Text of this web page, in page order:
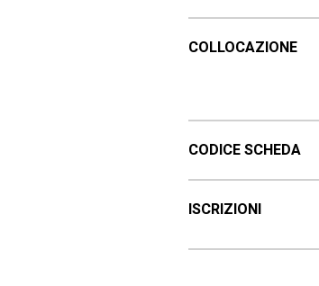
COLLOCAZIONE
CODICE SCHEDA
ISCRIZIONI